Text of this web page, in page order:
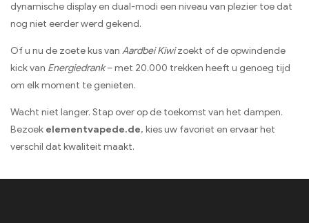
dynamische display en dual-modi een niveau van plezier toe dat
nog niet eerder werd gekend.
Of u nu de zoete kus van Aardbei Kiwizoekt of de opwindende
kick van Energiedrank– met 20.000 trekken heeft u genoeg tijd
om elk moment te genieten.
Wacht niet langer. Stap over op de toekomst van het dampen.
Bezoek elementvapede.de, kies uw favoriet en ervaar het
verschil dat kwaliteit maakt.